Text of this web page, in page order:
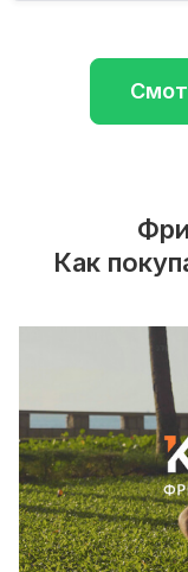
Как